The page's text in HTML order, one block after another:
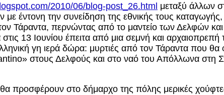
2010/06/blog-post_26.html μεταξύ άλλων
έντονη την συνείδηση της εθνικής τους
Τάραντα, περνώντας από το μαντείο των Δελφών
13 Ιουνίου έπειτα από μια σεμνή και αρχαιοπρεπή
γη ιερά δώρα: μυρτιές από τον Τάραντα που θα
στους Δελφούς και στο ναό του Απόλλωνα στη
προσφέρουν στο δήμαρχο της πόλης μερικές